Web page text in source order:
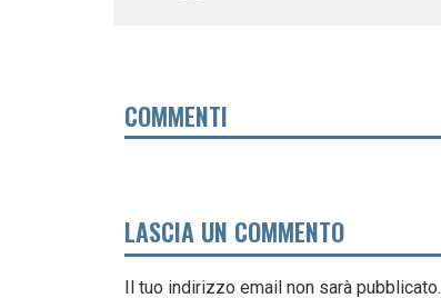
COMMENTI
LASCIA UN COMMENTO
Il tuo indirizzo email non sarà pubblicato.